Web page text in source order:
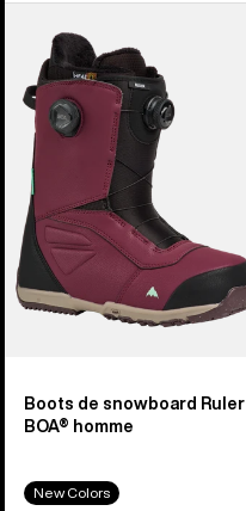
Boots
de
snowboard
Ruler
BOA®
pour
homme
Boots de snowboard Ruler
BOA® homme
New Colors